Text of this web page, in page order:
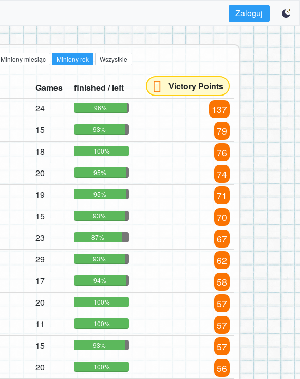
Zaloguj
Miniony miesiąc Miniony rok Wszystkie
Games finished / left
Victory Points
24 96% 137
15 93% 79
18 100% 76
20 95% 74
19 95% 71
15 93% 70
23 87% 67
29 93% 62
17 94% 58
20 100% 57
11 100% 57
15 93% 57
20 100% 56